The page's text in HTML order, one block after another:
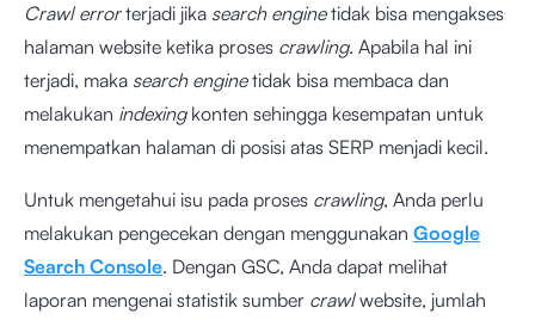
Crawl errorterjadi jika search enginetidak bisa mengakses
halaman website ketika proses crawling. Apabila hal ini
terjadi, maka search enginetidak bisa membaca dan
melakukan indexingkonten sehingga kesempatan untuk
menempatkan halaman di posisi atas SERP menjadi kecil.
Untuk mengetahui isu pada proses crawling, Anda perlu
melakukan pengecekan dengan menggunakan Google
Search Console. Dengan GSC, Anda dapat melihat
laporan mengenai statistik sumber crawlwebsite, jumlah